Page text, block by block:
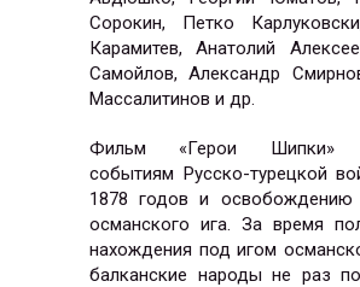
Сорокин, Петко
Карамитев, Анатолий
Самойлов, Александр
Массалитинов и др.
Фильм «Герои Шипки»
событиям Русско-турецкой
1878 годов и освобождению
османского ига. За время
нахождения под игом
балканские народы не раз